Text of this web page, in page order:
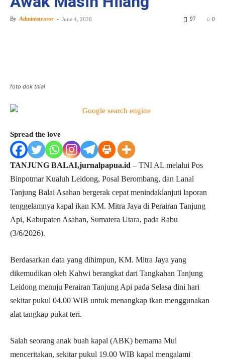
By Administrator - June 4, 2026 0
97
foto dok tnial
Spread the love
TANJUNG BALAI,jurnalpapua.id – TNI AL melalui Pos
Binpotmar Kualuh Leidong, Posal Berombang, dan Lanal
Tanjung Balai Asahan bergerak cepat menindaklanjuti laporan
tenggelamnya kapal ikan KM. Mitra Jaya di Perairan Tanjung
Api, Kabupaten Asahan, Sumatera Utara, pada Rabu
(3/6/2026).
Berdasarkan data yang dihimpun, KM. Mitra Jaya yang
dikemudikan oleh Kahwi berangkat dari Tangkahan Tanjung
Leidong menuju Perairan Tanjung Api pada Selasa dini hari
sekitar pukul 04.00 WIB untuk menangkap ikan menggunakan
alat tangkap pukat teri.
Salah seorang anak buah kapal (ABK) bernama Mul
menceritakan, sekitar pukul 19.00 WIB kapal mengalami